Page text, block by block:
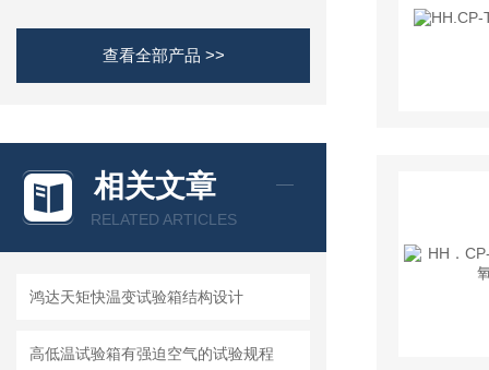
查看全部产品 >>
相关文章
RELATED ARTICLES
鸿达天矩快温变试验箱结构设计
高低温试验箱有强迫空气的试验规程